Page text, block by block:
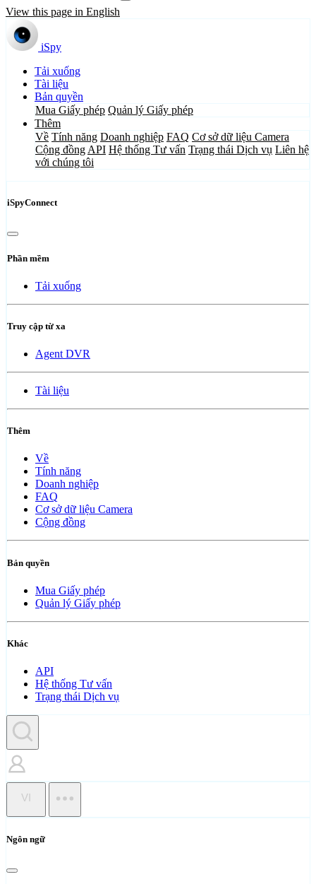
View this page in English
iSpy
Tải xuống
Tài liệu
Bản quyền
Mua Giấy phép Quản lý Giấy phép
Thêm
Về Tính năng Doanh nghiệp FAQ Cơ sở dữ liệu Camera
Cộng đồng API Hệ thống Tư vấn Trạng thái Dịch vụ Liên hệ
với chúng tôi
iSpyConnect
Phần mềm
Tải xuống
Truy cập từ xa
Agent DVR
Tài liệu
Thêm
Về
Tính năng
Doanh nghiệp
FAQ
Cơ sở dữ liệu Camera
Cộng đồng
Bản quyền
Mua Giấy phép
Quản lý Giấy phép
Khác
API
Hệ thống Tư vấn
Trạng thái Dịch vụ
VI
Ngôn ngữ